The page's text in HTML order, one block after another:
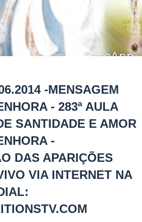
-MENSAGEM
- 283ª AULA
SANTIDADE E AMOR
-
DAS APARIÇÕES
VIA INTERNET NA